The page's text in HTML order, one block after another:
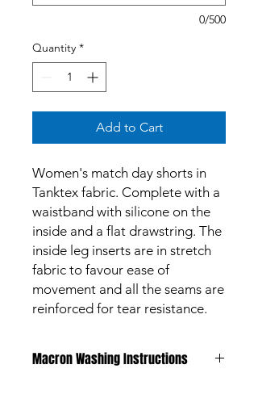
0/500
Quantity *
Add to Cart
Women's match day shorts in
Tanktex fabric. Complete with a
waistband with silicone on the
inside and a flat drawstring. The
inside leg inserts are in stretch
fabric to favour ease of
movement and all the seams are
reinforced for tear resistance.
Macron Washing Instructions